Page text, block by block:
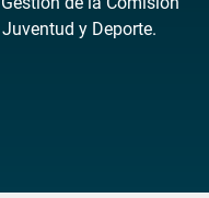
y Deporte.